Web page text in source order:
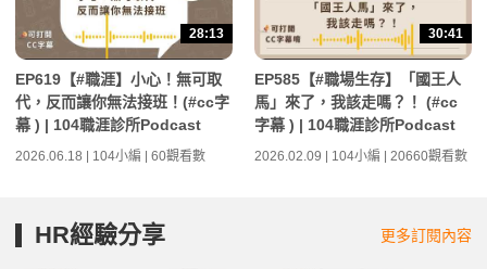
28:13
EP619【#職涯】小心！無可取
代，反而讓你無法接班！(#cc字
幕 ) | 104職涯診所Podcast
2026.06.18 | 104小編 | 60觀看數
30:41
EP585【#職場生存】「國王人
馬」來了，我該走嗎？！ (#cc
字幕 ) | 104職涯診所Podcast
2026.02.09 | 104小編 | 20660觀看數
HR經驗分享 更多訂閱內容